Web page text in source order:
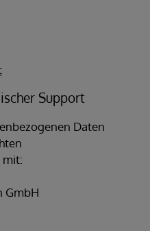
Support
Daten
mit:
GmbH